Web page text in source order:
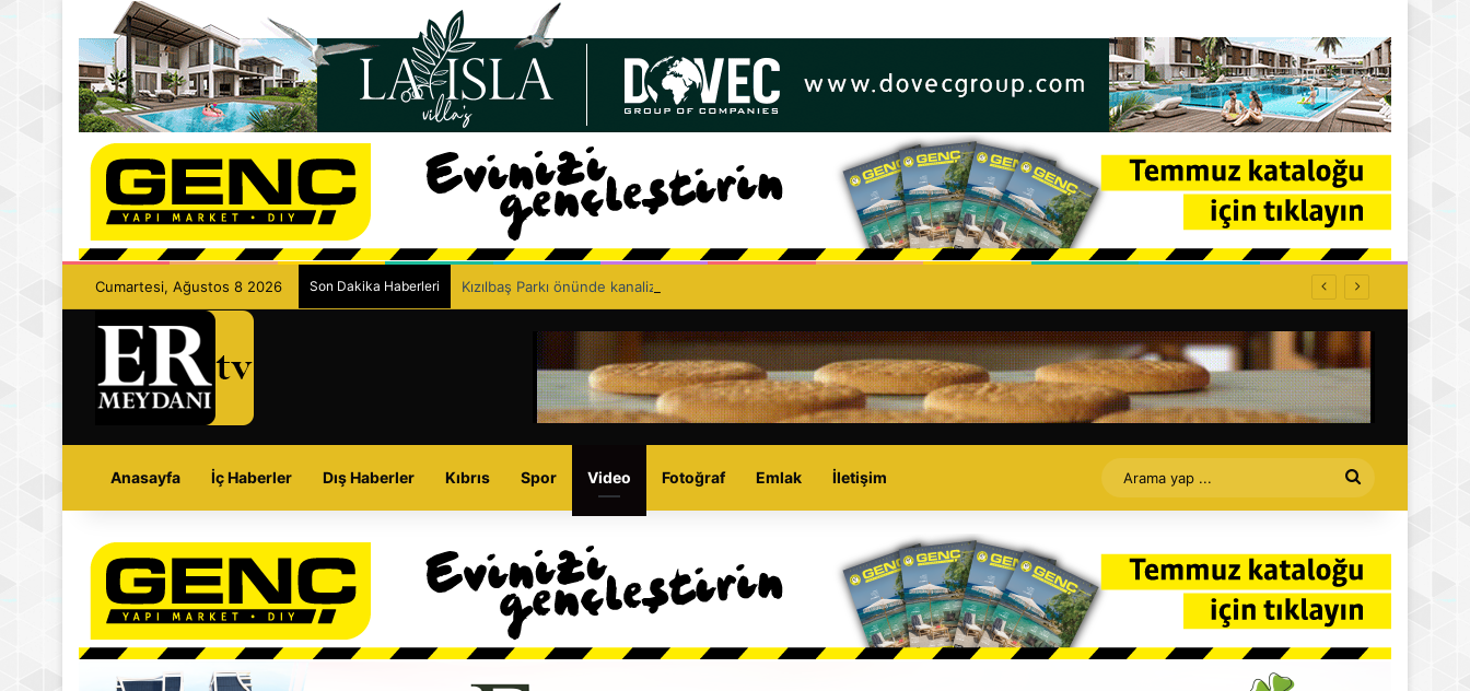
Cumartesi, Ağustos 8 2026 Son Dakika Haberleri Kızılbaş Parkı önünde kanalizasyon çalışması: Şht. Ecvet Yusuf Caddesi trafiğe kapatılacak
Anasayfa İç Haberler Dış Haberler Kıbrıs Spor Video Fotoğraf Emlak İletişim
Arama
yap
...